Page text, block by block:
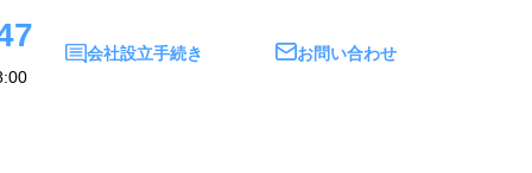
会社設立手続き お問い合わせ